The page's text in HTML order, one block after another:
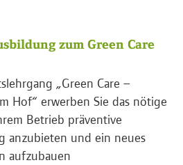
zum Green Care
„Green Care –
Hof“ erwerben Sie das nötige
Betrieb präventive
anzubieten und ein neues
aufzubauen